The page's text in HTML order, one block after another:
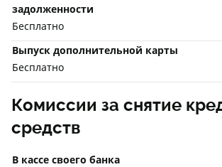
задолженности
Бесплатно
Выпуск дополнительной карты
Бесплатно
Комиссии за снятие
средств
В кассе своего банка